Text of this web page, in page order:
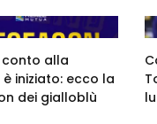
conto alla
iniziato: ecco la
dei gialloblù